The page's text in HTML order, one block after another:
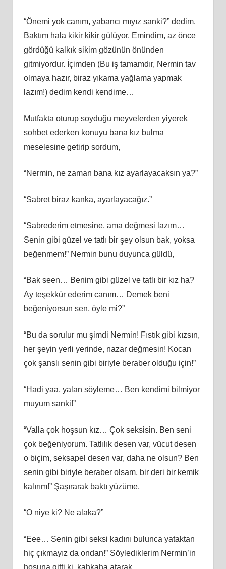
“Önemi yok canım, yabancı mıyız sanki?” dedim.
Baktım hala kikir kikir gülüyor. Emindim, az önce
gördüğü kalkık sikim gözünün önünden
gitmiyordur. İçimden (Bu iş tamamdır, Nermin tav
olmaya hazır, biraz yıkama yağlama yapmak
lazım!) dedim kendi kendime…
Mutfakta oturup soyduğu meyvelerden yiyerek
sohbet ederken konuyu bana kız bulma
meselesine getirip sordum,
“Nermin, ne zaman bana kız ayarlayacaksın ya?”
“Sabret biraz kanka, ayarlayacağız.”
“Sabrederim etmesine, ama değmesi lazım…
Senin gibi güzel ve tatlı bir şey olsun bak, yoksa
beğenmem!” Nermin bunu duyunca güldü,
“Bak seen… Benim gibi güzel ve tatlı bir kız ha?
Ay teşekkür ederim canım… Demek beni
beğeniyorsun sen, öyle mi?”
“Bu da sorulur mu şimdi Nermin! Fıstık gibi kızsın,
her şeyin yerli yerinde, nazar değmesin! Kocan
çok şanslı senin gibi biriyle beraber olduğu için!”
“Hadi yaa, yalan söyleme… Ben kendimi bilmiyor
muyum sanki!”
“Valla çok hoşsun kız… Çok seksisin. Ben seni
çok beğeniyorum. Tatlılık desen var, vücut desen
o biçim, seksapel desen var, daha ne olsun? Ben
senin gibi biriyle beraber olsam, bir deri bir kemik
kalırım!” Şaşırarak baktı yüzüme,
“O niye ki? Ne alaka?”
“Eee… Senin gibi seksi kadını bulunca yataktan
hiç çıkmayız da ondan!” Söylediklerim Nermin’in
hoşuna gitti ki, kahkaha atarak,